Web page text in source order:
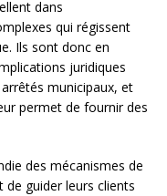
dans
qui régissent
Ils sont donc en
juridiques
municipaux, et
permet de fournir des
des mécanismes de
de guider leurs clients